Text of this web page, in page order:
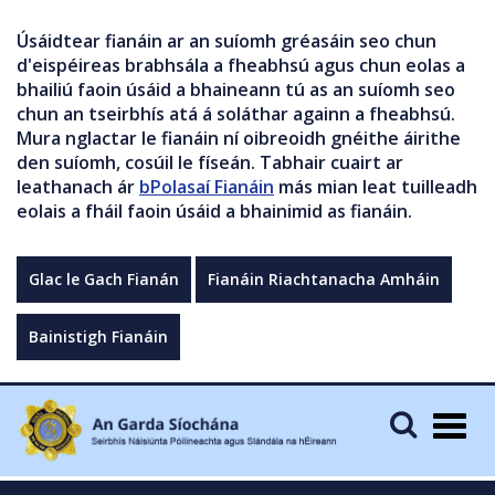
Úsáidtear fianáin ar an suíomh gréasáin seo chun
d'eispéireas brabhsála a fheabhsú agus chun eolas a
bhailiú faoin úsáid a bhaineann tú as an suíomh seo
chun an tseirbhís atá á soláthar againn a fheabhsú.
Mura nglactar le fianáin ní oibreoidh gnéithe áirithe
den suíomh, cosúil le físeán. Tabhair cuairt ar
leathanach ár bPolasaí Fianáin más mian leat tuilleadh
eolais a fháil faoin úsáid a bhainimid as fianáin.
Glac le Gach Fianán Fianáin Riachtanacha Amháin
Bainistigh Fianáin